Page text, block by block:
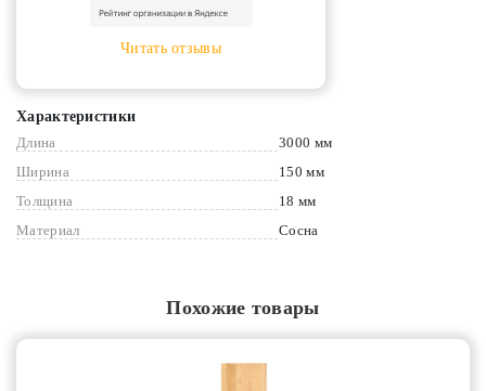
Читать отзывы
Характеристики
Длина
3000 мм
Ширина
150 мм
Толщина
18 мм
Материал
Сосна
Похожие товары